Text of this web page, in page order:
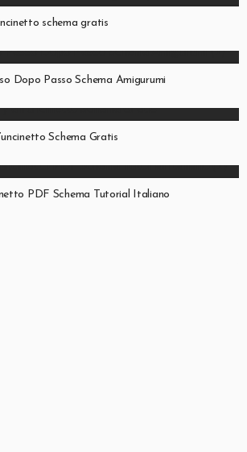
schema gratis
Dopo Passo Schema Amigurumi
Schema Gratis
PDF Schema Tutorial Italiano